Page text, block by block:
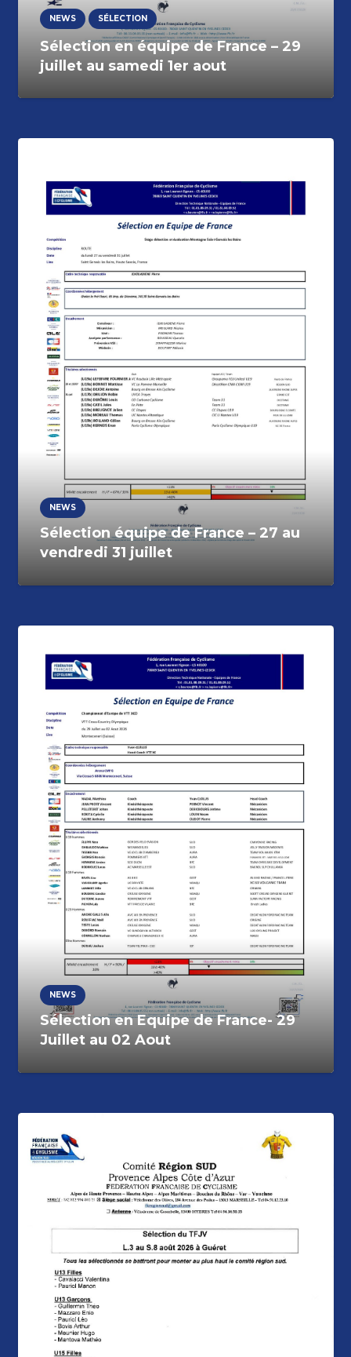
NEWS SÉLECTION
Sélection en équipe de France – 29
juillet au samedi 1er aout
NEWS
Sélection équipe de France – 27 au
vendredi 31 juillet
NEWS
Sélection en Equipe de France- 29
Juillet au 02 Aout